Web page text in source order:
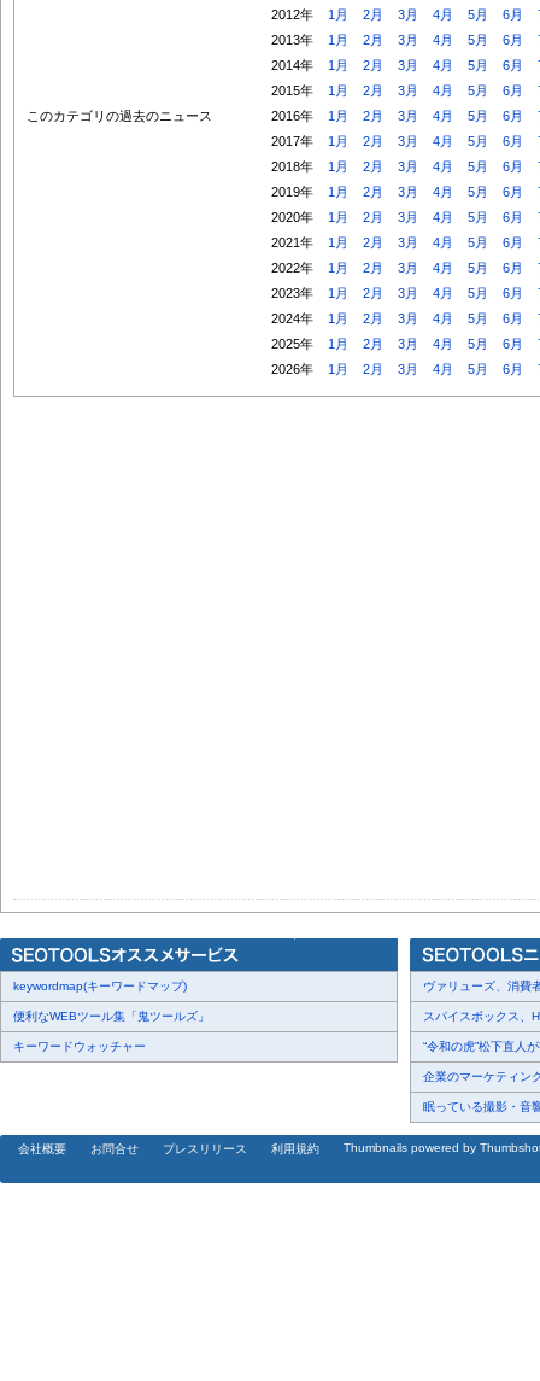
このカテゴリの過去のニュース
2012年 1月 2月 3月 4月 5月 6月
2013年
1月 2月 3月 4月 5月 6月
2014年
1月 2月 3月 4月 5月 6月
2015年
1月 2月 3月 4月 5月 6月
2016年
1月 2月 3月 4月 5月 6月
2017年
1月 2月 3月 4月 5月 6月
2018年
1月 2月 3月 4月 5月 6月
2019年
1月 2月 3月 4月 5月 6月
2020年
1月 2月 3月 4月 5月 6月
2021年
1月 2月 3月 4月 5月 6月
2022年
1月 2月 3月 4月 5月 6月
2023年
1月 2月 3月 4月 5月 6月
2024年
1月 2月 3月 4月 5月 6月
2025年
1月 2月 3月 4月 5月 6月
2026年
1月 2月 3月 4月 5月 6月
keywordmap(キーワードマップ)
便利なWEBツール集「鬼ツールズ」
キーワードウォッチャー
ヴァリューズ、消費
スパイスボックス、
“令和の虎”松下直人
企業のマーケティン
眠っている撮影・音
会社概要 お問合せ プレスリリース 利用規約 Thumbnails powered by